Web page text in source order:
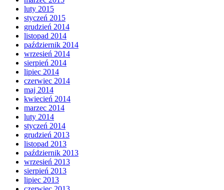
luty 2015
styczeń 2015
grudzień 2014
listopad 2014
październik 2014
wrzesień 2014
sierpień 2014
lipiec 2014
czerwiec 2014
maj 2014
kwiecień 2014
marzec 2014
luty 2014
styczeń 2014
grudzień 2013
listopad 2013
październik 2013
wrzesień 2013
sierpień 2013
lipiec 2013